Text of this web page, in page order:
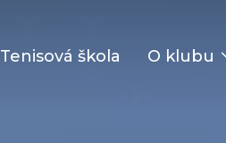
Tenisová škola O klubu